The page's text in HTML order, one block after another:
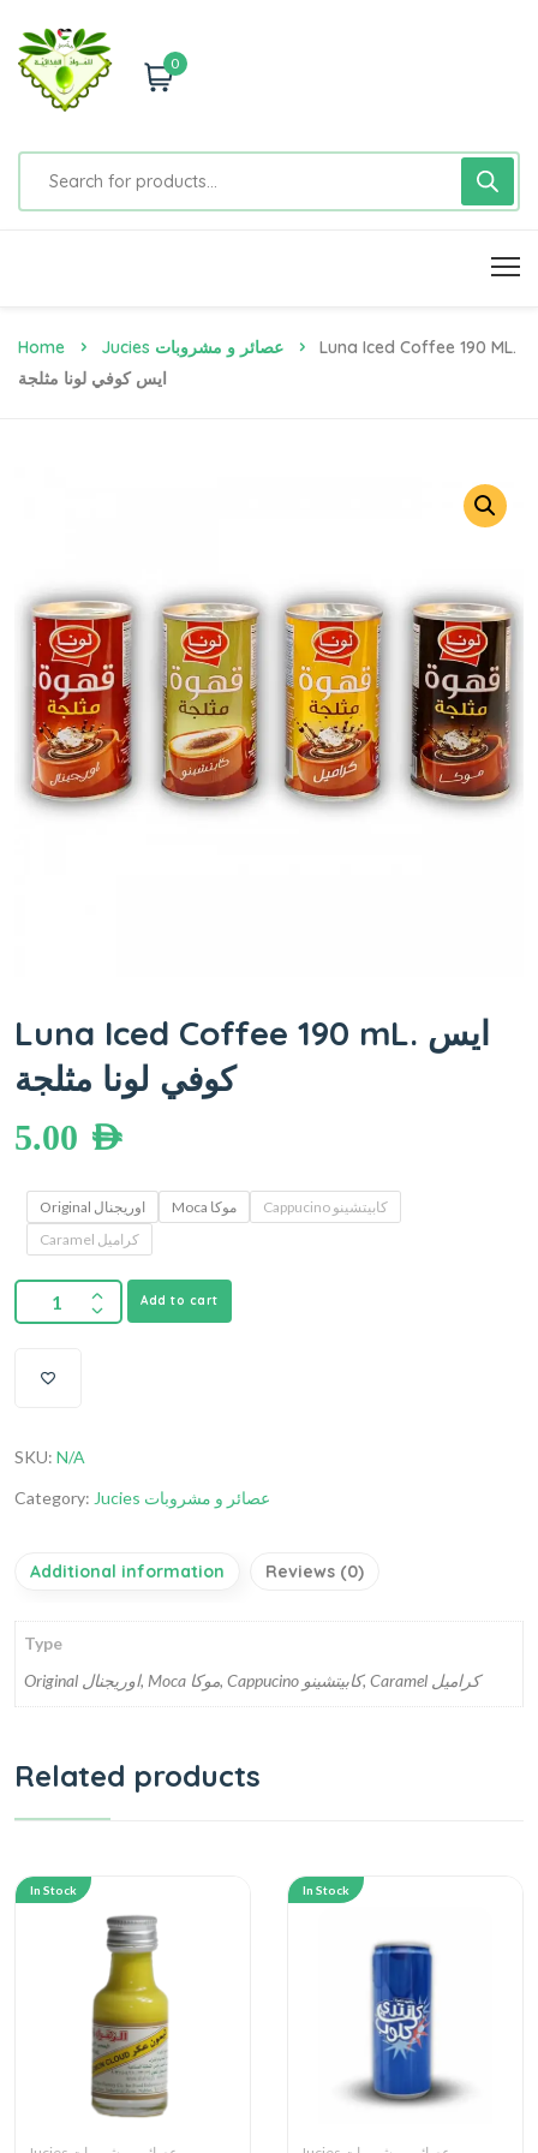
0
Home Jucies عصائر و مشروبات
Luna Iced Coffee 190 ML.
ايس كوفي لونا مثلجة
Luna Iced Coffee 190 mL. ايس
كوفي لونا مثلجة
5.00 AED
Original اوريجنال Moca موكا
Cappucino كابيتشينو
Caramel كراميل
Add to cart
SKU: N/A
Category:
Jucies عصائر و مشروبات
Additional information Reviews (0)
Type
Original اوريجنال, Moca موكا, Cappucino كابيتشينو, Caramel كراميل
Related products
In Stock In Stock